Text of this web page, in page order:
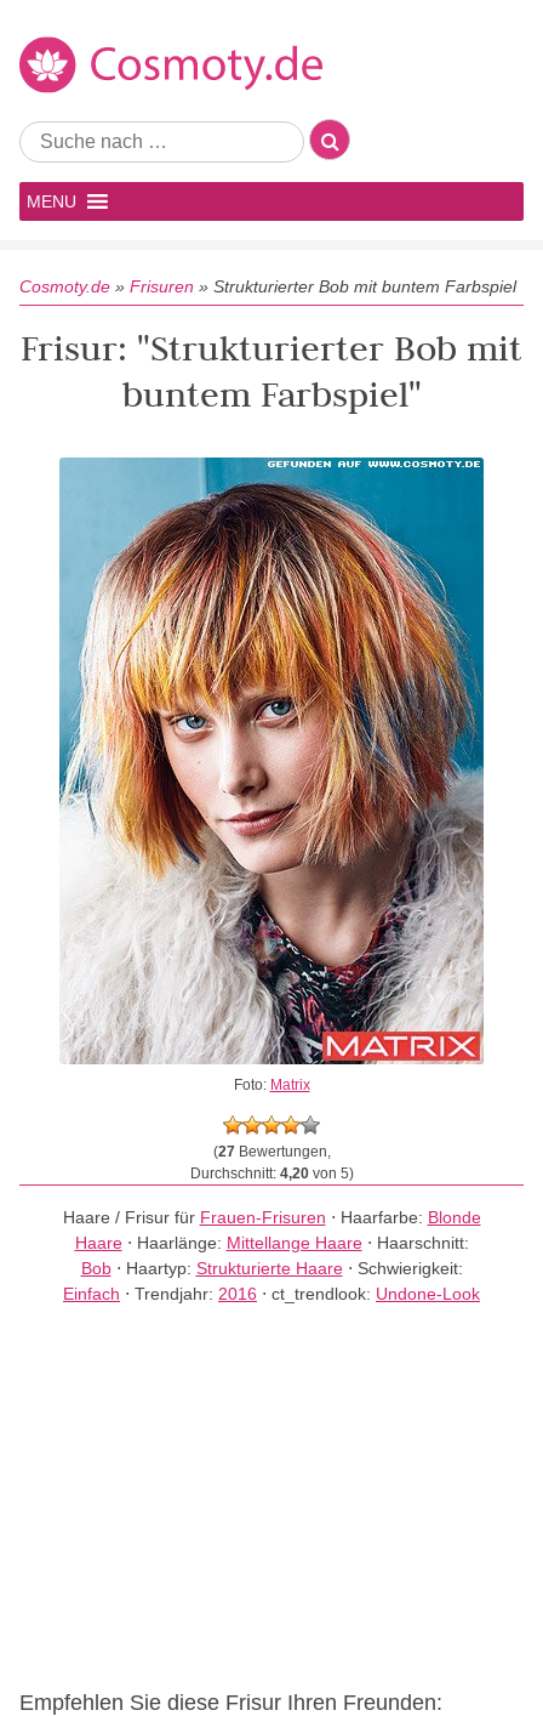
MENU
Cosmoty.de » Frisuren » Strukturierter Bob mit buntem Farbspiel
Frisur: "Strukturierter Bob mit
buntem Farbspiel"
Foto: Matrix
(27Bewertungen,
Durchschnitt: 4,20von 5)
Haare / Frisur für Frauen-Frisuren ⋅ Haarfarbe: Blonde
Haare⋅ Haarlänge: Mittellange Haare⋅ Haarschnitt:
Bob⋅ Haartyp: Strukturierte Haare⋅ Schwierigkeit:
Einfach ⋅ Trendjahr: 2016 ⋅ ct_trendlook: Undone-Look
Empfehlen Sie diese Frisur Ihren Freunden: